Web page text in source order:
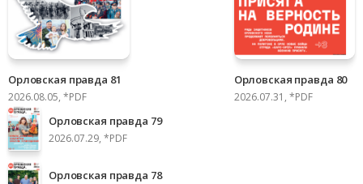
Орловская правда 81
2026.08.05, *PDF
Орловская правда 80
2026.07.31, *PDF
Орловская правда 79
2026.07.29, *PDF
Орловская правда 78